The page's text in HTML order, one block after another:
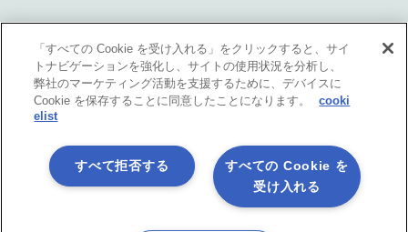
サポート
サポート情報
各社商標について
会社情報
「すべての Cookie を受け入れる」をクリックすると、サイ
トナビゲーションを強化し、サイトの使用状況を分析し、
弊社のマーケティング活動を支援するために、デバイスに
Cookie を保存することに同意したことになります。
cooki
elist
すべての Cookie を
受け入れる
すべて拒否する